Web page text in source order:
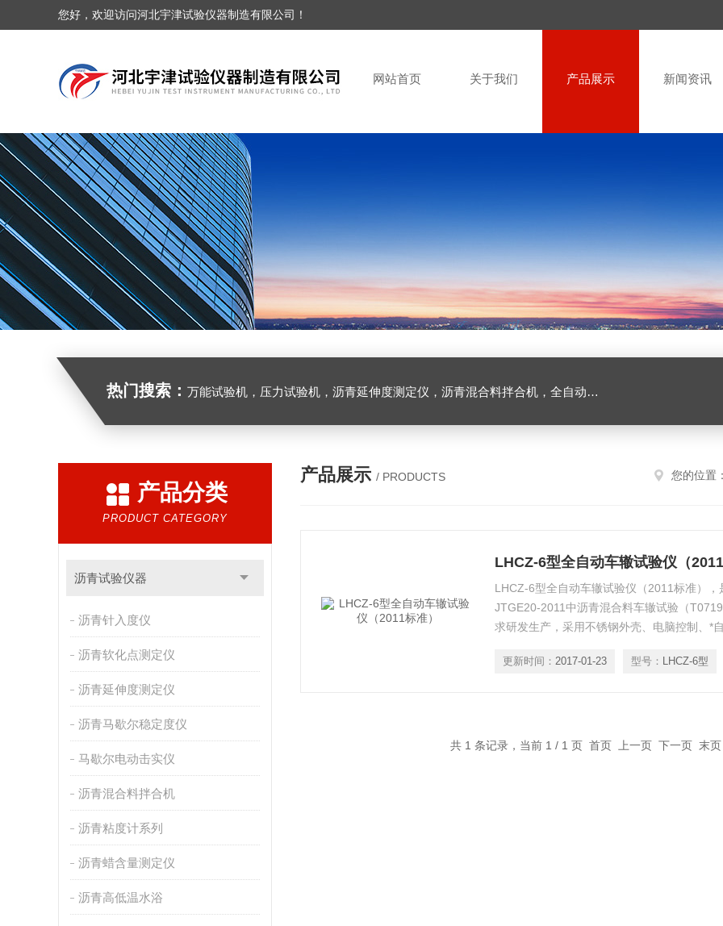
您好，欢迎访问河北宇津试验仪器制造有限公司！
网站首页 关于我们 产品展示 新闻资讯
热门搜索： 万能试验机，压力试验机，沥青延伸度测定仪，沥青混合料拌合机，全自动沥青混合料离心式抽提仪，马歇尔电动击实仪，车辙试验成型机，连续式路面八轮平整度仪，商品混凝土搅拌站试验仪器，试模
产品分类
PRODUCT CATEGORY
沥青试验仪器
沥青针入度仪
沥青软化点测定仪
沥青延伸度测定仪
沥青马歇尔稳定度仪
马歇尔电动击实仪
沥青混合料拌合机
沥青粘度计系列
沥青蜡含量测定仪
沥青高低温水浴
产品展示 / PRODUCTS 您的位置：
LHCZ-6型全自动车辙试验仪（2011
LHCZ-6型全自动车辙试验仪（2011标准）
JTGE20-2011中沥青混合料车辙试验（
求研发生产，采用不锈钢外壳、电脑控制、*
更新时间： 2017-01-23 型号： LHCZ-6型
共 1 条记录，当前 1 / 1 页 首页 上一页 下一页 末